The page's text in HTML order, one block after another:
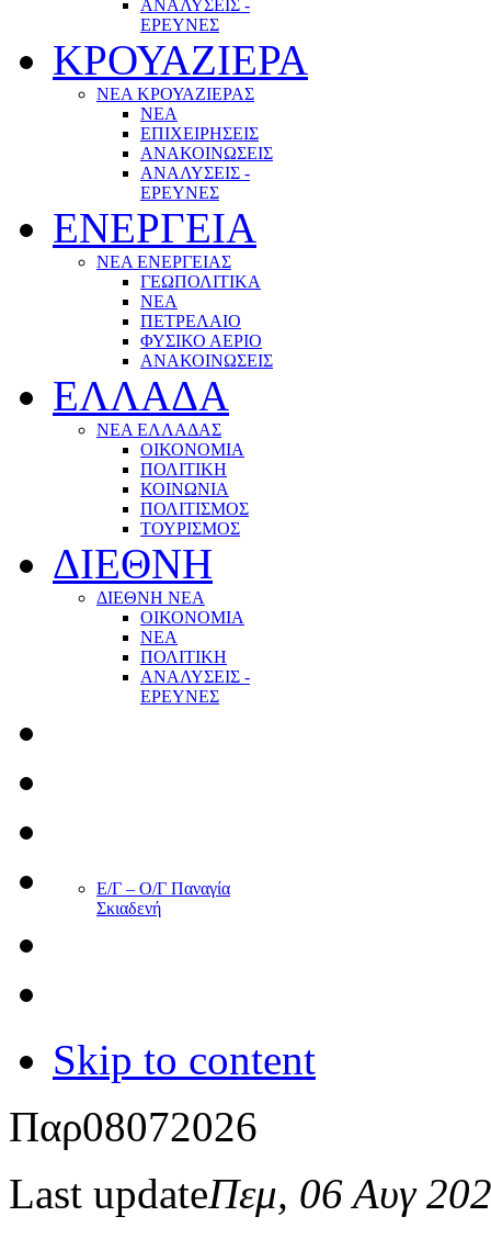
ΑΝΑΛΥΣΕΙΣ -
ΕΡΕΥΝΕΣ
ΚΡΟΥΑΖΙΕΡΑ
ΝΕΑ ΚΡΟΥΑΖΙΕΡΑΣ
NEA
ΕΠΙΧΕΙΡΗΣΕΙΣ
ΑΝΑΚΟΙΝΩΣΕΙΣ
ΑΝΑΛΥΣΕΙΣ -
ΕΡΕΥΝΕΣ
ΕΝΕΡΓΕΙΑ
ΝΕΑ ΕΝΕΡΓΕΙΑΣ
ΓΕΩΠΟΛΙΤΙΚΑ
ΝΕΑ
ΠΕΤΡΕΛΑΙΟ
ΦΥΣΙΚΟ ΑΕΡΙΟ
ΑΝΑΚΟΙΝΩΣΕΙΣ
ΕΛΛΑΔΑ
ΝΕΑ ΕΛΛΑΔΑΣ
ΟΙΚΟΝΟΜΙΑ
ΠΟΛΙΤΙΚΗ
ΚΟΙΝΩΝΙΑ
ΠΟΛΙΤΙΣΜΟΣ
ΤΟΥΡΙΣΜΟΣ
ΔΙΕΘΝΗ
ΔΙΕΘΝΗ ΝΕΑ
ΟΙΚΟΝΟΜΙΑ
ΝΕΑ
ΠΟΛΙΤΙΚΗ
ΑΝΑΛΥΣΕΙΣ -
ΕΡΕΥΝΕΣ
Ε/Γ – Ο/Γ Παναγία
Σκιαδενή
Skip to content
Παρ08072026
Last updateΠεμ, 06 Αυγ